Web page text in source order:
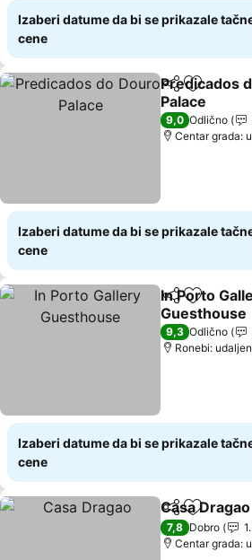
Izaberi datume da bi se prikazale
cene
Deli Dodati
Predicados
Palace
Pogledaj
9,0 Odlično
Centar grada:
Izaberi datume da bi se prikazale
cene
Deli Dodati u
In Porto
Guesthouse
Pogledaj
9,3 Odlično
Ronebi:
Izaberi datume da bi se prikazale
cene
Deli Dodati u
Casa Dragao
7,8 Dobro
Centar grada: